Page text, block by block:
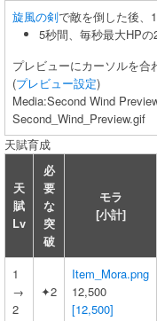
旋風の剣で敵を倒した後、
5秒間、毎秒最大HPの
プレビューにカーソルを合
(プレビュー設定)
Media:Second Wind
Second_Wind_Preview.gif
天賦育成
天
賦
Lv
必
要
な
突
破
モラ
[小計]
1
→
2
✦2
Item_Mora.png
12,500
[12,500]